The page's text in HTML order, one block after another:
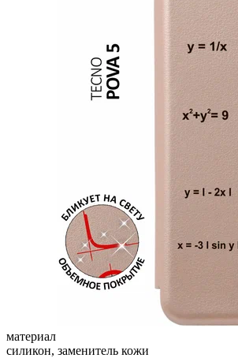
материал
силикон, заменитель кожи